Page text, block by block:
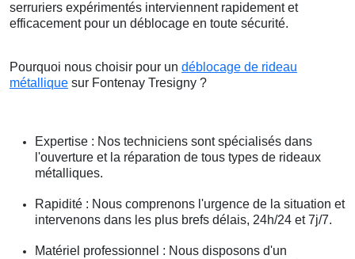
serruriers expérimentés interviennent rapidement et
efficacement pour un déblocage en toute sécurité.
Pourquoi nous choisir pour un déblocage de rideau
métallique sur Fontenay Tresigny ?
Expertise : Nos techniciens sont spécialisés dans
l'ouverture et la réparation de tous types de rideaux
métalliques.
Rapidité : Nous comprenons l'urgence de la situation et
intervenons dans les plus brefs délais, 24h/24 et 7j/7.
Matériel professionnel : Nous disposons d'un